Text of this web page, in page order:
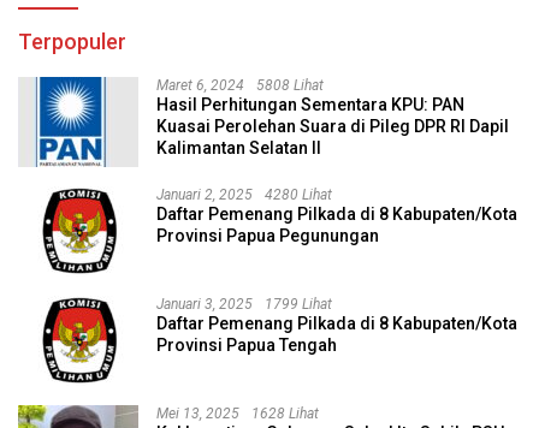
Terpopuler
Maret 6, 2024 5808 Lihat
Hasil Perhitungan Sementara KPU: PAN
Kuasai Perolehan Suara di Pileg DPR RI Dapil
Kalimantan Selatan II
Januari 2, 2025 4280 Lihat
Daftar Pemenang Pilkada di 8 Kabupaten/Kota
Provinsi Papua Pegunungan
Januari 3, 2025 1799 Lihat
Daftar Pemenang Pilkada di 8 Kabupaten/Kota
Provinsi Papua Tengah
Mei 13, 2025 1628 Lihat